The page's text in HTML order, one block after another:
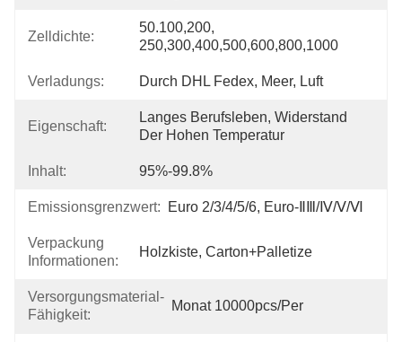
Zelldichte:
50.100,200,
250,300,400,500,600,800,1000
Verladungs: Durch DHL Fedex, Meer, Luft
Eigenschaft:
Langes Berufsleben, Widerstand
Der Hohen Temperatur
Inhalt: 95%-99.8%
Emissionsgrenzwert: Euro 2/3/4/5/6, Euro-ⅡⅢ/Ⅳ/Ⅴ/Ⅵ
Verpackung
Informationen:
Holzkiste, Carton+Palletize
Versorgungsmaterial-
Fähigkeit:
Monat 10000pcs/per